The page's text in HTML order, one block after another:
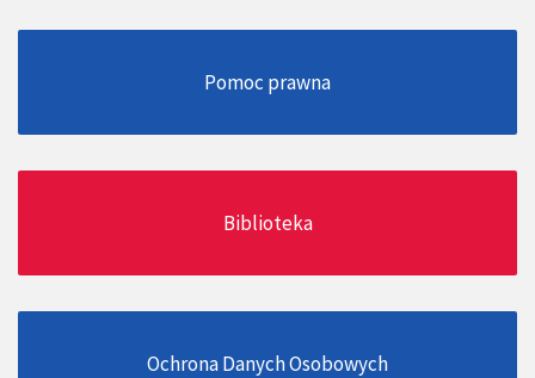
Pomoc prawna
Biblioteka
Ochrona Danych Osobowych